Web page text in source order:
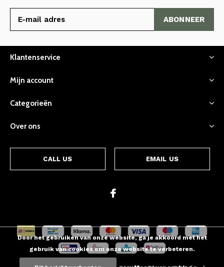
ABONNEER
Klantenservice
Mijn account
Categorieën
Over ons
CALL US EMAIL US
Door het gebruiken van onze website, ga je akkoord met het
gebruik van cookies om onze website te verbeteren.